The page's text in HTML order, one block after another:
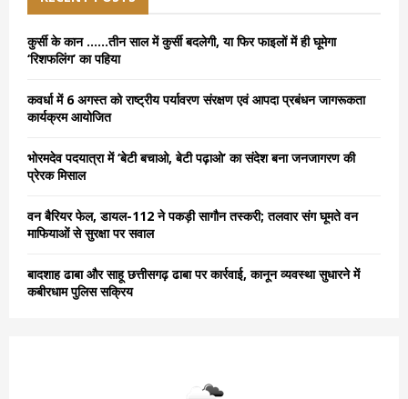
f
o
r
कुर्सी के कान ……तीन साल में कुर्सी बदलेगी, या फिर फाइलों में ही घूमेगा
‘रिशफलिंग’ का पहिया
कवर्धा में 6 अगस्त को राष्ट्रीय पर्यावरण संरक्षण एवं आपदा प्रबंधन जागरूकता
कार्यक्रम आयोजित
भोरमदेव पदयात्रा में ‘बेटी बचाओ, बेटी पढ़ाओ’ का संदेश बना जनजागरण की
प्रेरक मिसाल
वन बैरियर फेल, डायल-112 ने पकड़ी सागौन तस्करी; तलवार संग घूमते वन
माफियाओं से सुरक्षा पर सवाल
बादशाह ढाबा और साहू छत्तीसगढ़ ढाबा पर कार्रवाई, कानून व्यवस्था सुधारने में
कबीरधाम पुलिस सक्रिय